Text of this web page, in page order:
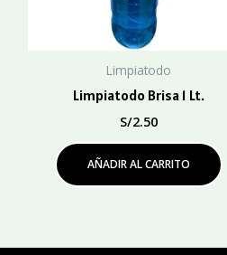
Limpiatodo
Limpiatodo Brisa 1 Lt.
S/2.50
AÑADIR AL CARRITO